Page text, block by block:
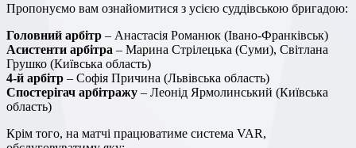
Пропонуємо вам ознайомитися з усією суддівською бригадою:
Головний арбітр – Анастасія Романюк (Івано-Франківськ)
Асистенти арбітра – Марина Стрілецька (Суми), Світлана
Грушко (Київська область)
4-й арбітр – Софія Причина (Львівська область)
Спостерігач арбітражу – Леонід Ярмолинський (Київська
область)
Крім того, на матчі працюватиме система VAR,